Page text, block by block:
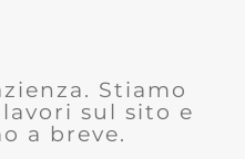
Stiamo
sul sito e
a breve.